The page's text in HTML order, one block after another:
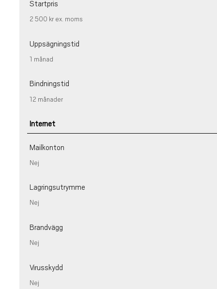
Startpris
2 500 kr ex. moms
Uppsägningstid
1 månad
Bindningstid
12 månader
Internet
Mailkonton
Nej
Lagringsutrymme
Nej
Brandvägg
Nej
Virusskydd
Nej